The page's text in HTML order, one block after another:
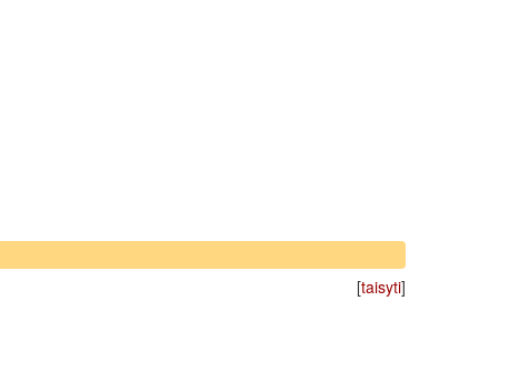
[taisyti]